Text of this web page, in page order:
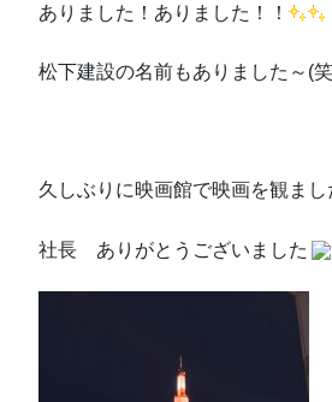
ありました！ありました！！
松下建設の名前もありました～(
久しぶりに映画館で映画を観ま
社長 ありがとうございました